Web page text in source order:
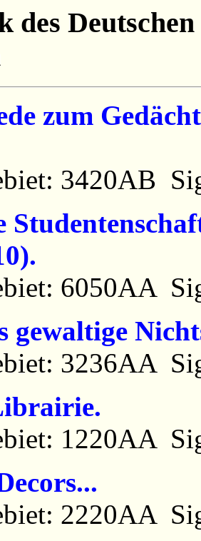
des
zum
3420AB
6050AA
gewaltige
3236AA
1220AA
2220AA